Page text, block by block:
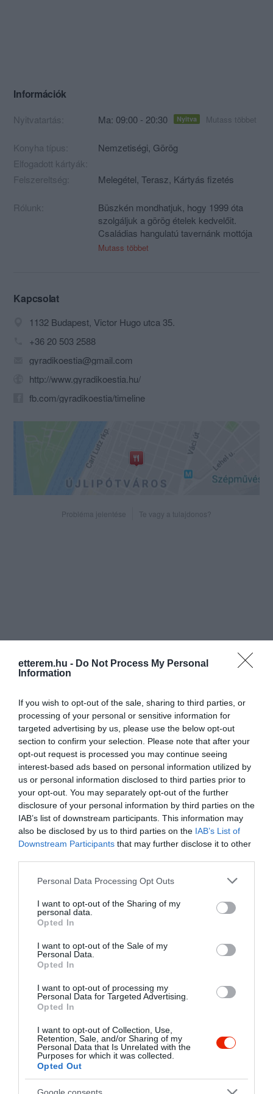
etterem.hu - Do Not Process My Personal
Information
If you wish to opt-out of the sale, sharing to third parties, or
processing of your personal or sensitive information for
targeted advertising by us, please use the below opt-out
section to confirm your selection. Please note that after your
opt-out request is processed you may continue seeing
interest-based ads based on personal information utilized by
us or personal information disclosed to third parties prior to
your opt-out. You may separately opt-out of the further
disclosure of your personal information by third parties on the
IAB’s list of downstream participants. This information may
also be disclosed by us to third parties on the IAB’s List of
Downstream Participants that may further disclose it to other
Please note that this website/app uses one or more Google
not limited to your visit or usage behaviour. You may click to
grant or deny consent to Google and its third-party tags to
use your data for below specified purposes in below Google
consent section.
Personal Data Processing Opt Outs
I want to opt-out of the Sharing of my
personal data.
Opted In
I want to opt-out of the Sale of my
Personal Data.
Opted In
I want to opt-out of processing my
Personal Data for Targeted Advertising.
Opted In
I want to opt-out of Collection, Use,
Retention, Sale, and/or Sharing of my
Personal Data that Is Unrelated with the
Purposes for which it was collected.
Opted Out
Google consents
Információk
Nyitvatartás: Ma: 09:00 - 20:30 Nyitva Mutass többet
Konyha típus: Nemzetiségi, Görög
Elfogadott kártyák:
Felszereltség:
Melegétel, Terasz, Kártyás fizetés
Rólunk:
Büszkén mondhatjuk, hogy 1999 óta
szolgáljuk a görög ételek kedvelőit.
Családias hangulatú tavernánk mottója
“Egy falat Görögország!” szinte mindent
Célunk, hogy az eredeti görög
igyekszünk alapvetően görög
alapanyagokat, fűszereket használni.
Eredeti alapanyagokból, eredeti
receptek alapján készítjük ételeinket. A
görög és magyar kollégák mindegyike
jól ismeri a görög konyha rejtelmeit.
Ezért is állandó a minőség.
Kollégáink felkészültek, kérdezzenek
nyugodtan az ételek elkészítésének
módjáról, hogy milyen ételeket érdemes
vannak és milyen bort ajánlunk a
Mutass többet
Kapcsolat
1132 Budapest, Victor Hugo utca 35.
+36 20 503 2588
gyradikoestia@gmail.com
http://www.gyradikoestia.hu/
fb.com/gyradikoestia/timeline
Probléma jelentése Te vagy a tulajdonos?
Értékelések Értékeld Te is
3.0
Összesen 4
5
2 0
1 2
2018. Július 13.
elfogadható. A felszolgálásnál
olyan arckifejezéssel és
bármilyen kérésre és kérdésre,
mintha ők tennének
hogy egyáltalán nem zavarnak